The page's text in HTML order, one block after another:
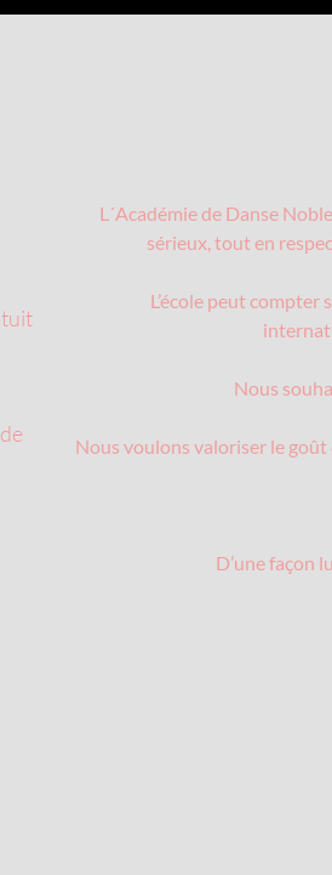
L´Académie de Danse
sérieux, tout en
L’école peut
Nous
Nous voulons valoriser le
D’une façon